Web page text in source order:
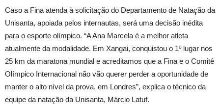
Caso a Fina atenda à solicitação do Departamento de Natação da
Unisanta, apoiada pelos internautas, será uma decisão inédita
para o esporte olímpico. “A Ana Marcela é a melhor atleta
atualmente da modalidade. Em Xangai, conquistou o 1º lugar nos
25 km da maratona mundial e acreditamos que a Fina e o Comitê
Olímpico Internacional não vão querer perder a oportunidade de
manter o alto nível da prova, em Londres”, explica o técnico da
equipe da natação da Unisanta, Márcio Latuf.